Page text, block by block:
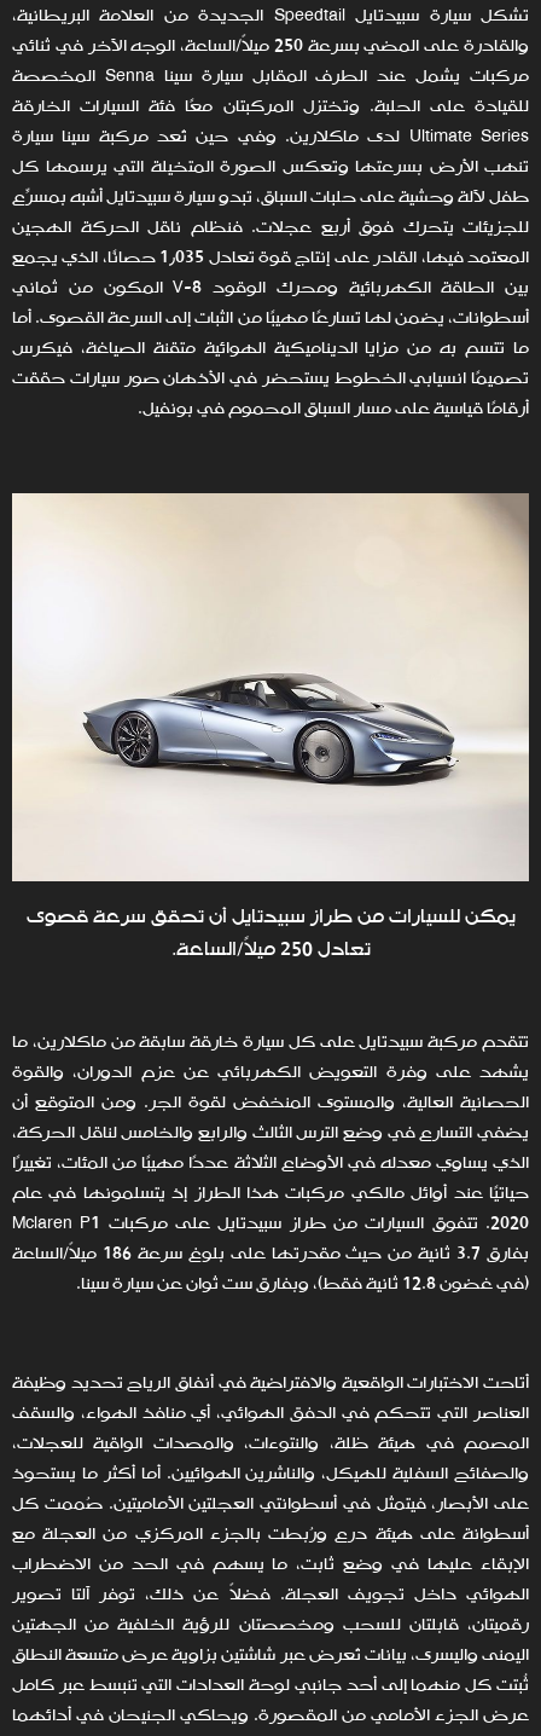
تشكل سيارة سبيدتايل Speedtail الجديدة من العلامة البريطانية،
والقادرة على المضي بسرعة 250 ميلاً/الساعة، الوجه الآخر في ثنائي
مركبات يشمل عند الطرف المقابل سيارة سينا Senna المخصصة
للقيادة على الحلبة. وتختزل المركبتان معًا فئة السيارات الخارقة
Ultimate Series لدى ماكلارين. وفي حين تُعد مركبة سينا سيارة
تنهب الأرض بسرعتها وتعكس الصورة المتخيلة التي يرسمها كل
طفل لآلة وحشية على حلبات السباق، تبدو سيارة سبيدتايل أشبه بمسرِّع
للجزيئات يتحرك فوق أربع عجلات. فنظام ناقل الحركة الهجين
المعتمد فيها، القادر على إنتاج قوة تعادل 1٫035 حصانًا، الذي يجمع
بين الطاقة الكهربائية ومحرك الوقود V-8 المكون من ثماني
أسطوانات، يضمن لها تسارعًا مهيبًا من الثبات إلى السرعة القصوى. أما
ما تتسم به من مزايا الديناميكية الهوائية متقنة الصياغة، فيكرس
تصميمًا انسيابي الخطوط يستحضر في الأذهان صور سيارات حققت
أرقامًا قياسية على مسار السباق المحموم في بونفيل.
يمكن للسيارات من طراز سبيدتايل أن تحقق سرعة قصوى
تعادل 250 ميلاً/الساعة.
تتقدم مركبة سبيدتايل على كل سيارة خارقة سابقة من ماكلارين، ما
يشهد على وفرة التعويض الكهربائي عن عزم الدوران، والقوة
الحصانية العالية، والمستوى المنخفض لقوة الجر. ومن المتوقع أن
يضفي التسارع في وضع الترس الثالث والرابع والخامس لناقل الحركة،
الذي يساوي معدله في الأوضاع الثلاثة عددًا مهيبًا من المئات، تغييرًا
حياتيًا عند أوائل مالكي مركبات هذا الطراز إذ يتسلمونها في عام
2020. تتفوق السيارات من طراز سبيدتايل على مركبات Mclaren P1
بفارق 3.7 ثانية من حيث مقدرتها على بلوغ سرعة 186 ميلاً/الساعة
(في غضون 12.8 ثانية فقط)، وبفارق ست ثوان عن سيارة سينا.
أتاحت الاختبارات الواقعية والافتراضية في أنفاق الرياح تحديد وظيفة
العناصر التي تتحكم في الدفق الهوائي، أي منافذ الهواء، والسقف
المصمم في هيئة ظلة، والنتوءات، والمصدات الواقية للعجلات،
والصفائح السفلية للهيكل، والناشرين الهوائيين. أما أكثر ما يستحوذ
على الأبصار، فيتمثل في أسطوانتي العجلتين الأماميتين. صُممت كل
أسطوانة على هيئة درع ورُبطت بالجزء المركزي من العجلة مع
الإبقاء عليها في وضع ثابت، ما يسهم في الحد من الاضطراب
الهوائي داخل تجويف العجلة. فضلاً عن ذلك، توفر آلتا تصوير
رقميتان، قابلتان للسحب ومخصصتان للرؤية الخلفية من الجهتين
اليمنى واليسرى، بيانات تُعرض عبر شاشتين بزاوية عرض متسعة النطاق
ثُبتت كل منهما إلى أحد جانبي لوحة العدادات التي تنبسط عبر كامل
عرض الجزء الأمامي من المقصورة. ويحاكي الجنيحان في أدائهما